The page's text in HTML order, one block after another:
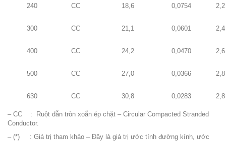
240 CC 18,6 0,0754 2,2
300 CC 21,1 0,0601 2,4
400 CC 24,2 0,0470 2,6
500 CC 27,0 0,0366 2,8
630 CC 30,8 0,0283 2,8
– CC : Ruột dẫn tròn xoắn ép chặt – Circular Compacted Stranded
Conductor.
– (*) : Giá trị tham khảo – Đây là giá trị ước tính đường kính, ước